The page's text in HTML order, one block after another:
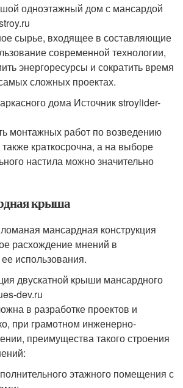
одноэтажный дом с мансардой
сырье, входящее в составляющие
современной технологии,
энергоресурсы и сократить время
сложных проектах.
дома Источник stroylider-
монтажных работ по возведению
краткосрочна, а на выборе
настила можно значительно
крыша
мансардная конструкция
расхождение мнений в
использования.
двускатной крыши мансардного
dev.ru
в разработке проектов и
при грамотном инженерно-
преимущества такого строения
этажного помещения с